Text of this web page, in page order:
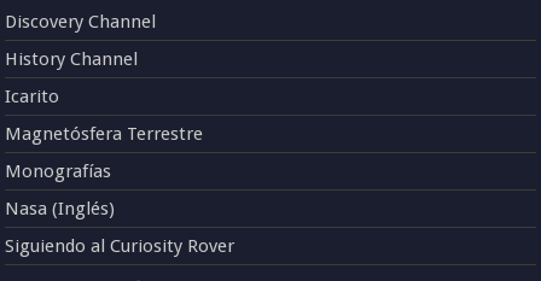
Discovery Channel
History Channel
Icarito
Magnetósfera Terrestre
Monografías
Nasa (Inglés)
Siguiendo al Curiosity Rover